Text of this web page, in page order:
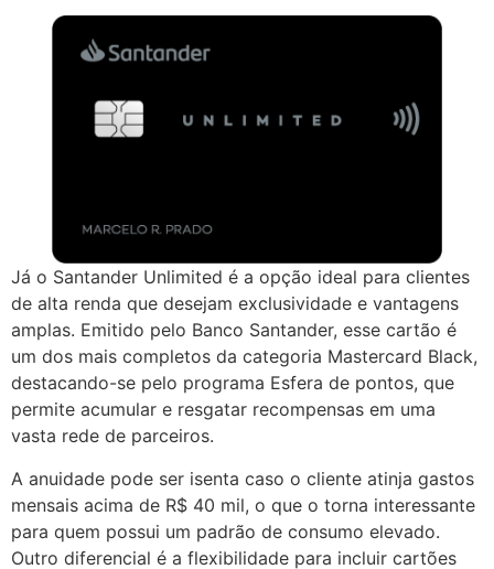
Já o Santander Unlimited é a opção ideal para clientes
de alta renda que desejam exclusividade e vantagens
amplas. Emitido pelo Banco Santander, esse cartão é
um dos mais completos da categoria Mastercard Black,
destacando-se pelo programa Esfera de pontos, que
permite acumular e resgatar recompensas em uma
vasta rede de parceiros.
A anuidade pode ser isenta caso o cliente atinja gastos
mensais acima de R$ 40 mil, o que o torna interessante
para quem possui um padrão de consumo elevado.
Outro diferencial é a flexibilidade para incluir cartões